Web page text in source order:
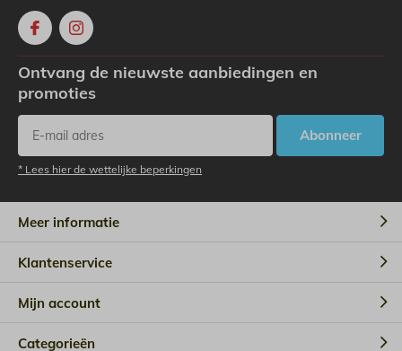
Ontvang de nieuwste aanbiedingen en
promoties
Abonneer
* Lees hier de wettelijke beperkingen
Meer informatie
Klantenservice
Mijn account
Categorieën